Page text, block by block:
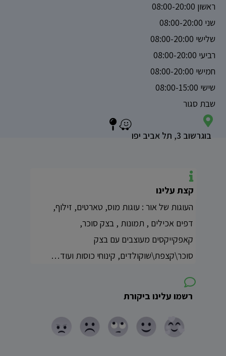
ראשון 08:00-20:00
שני 08:00-20:00
שלישי 08:00-20:00
רביעי 08:00-20:00
חמישי 08:00-20:00
שישי 08:00-15:00
שבת סגור
בוגרשוב 3, תל אביב יפו
קצת עלינו
העוגות של אור : עוגות מוס, טארטים, זילוף,
דפים אכילים , תמונות , בצק סוכר,
קאפקייקסים מעוצבים עם בצק
סוכר\קצפת\שוקולדים, קינוחי כוסות ועוד…
רשמו עלינו ביקורת